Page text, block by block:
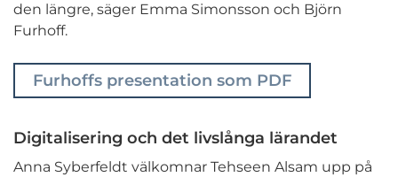
den längre, säger Emma Simonsson och Björn
Furhoff.
Furhoffs presentation som PDF
Digitalisering och det livslånga lärandet
Anna Syberfeldt välkomnar Tehseen Alsam upp på